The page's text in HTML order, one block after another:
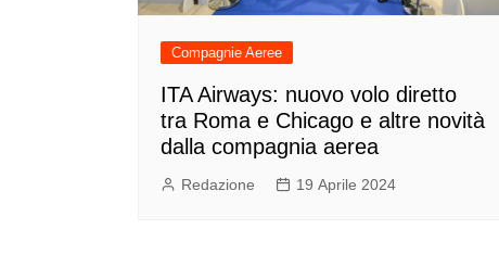
Compagnie Aeree
ITA Airways: nuovo volo diretto
tra Roma e Chicago e altre novità
dalla compagnia aerea
Redazione 19 Aprile 2024